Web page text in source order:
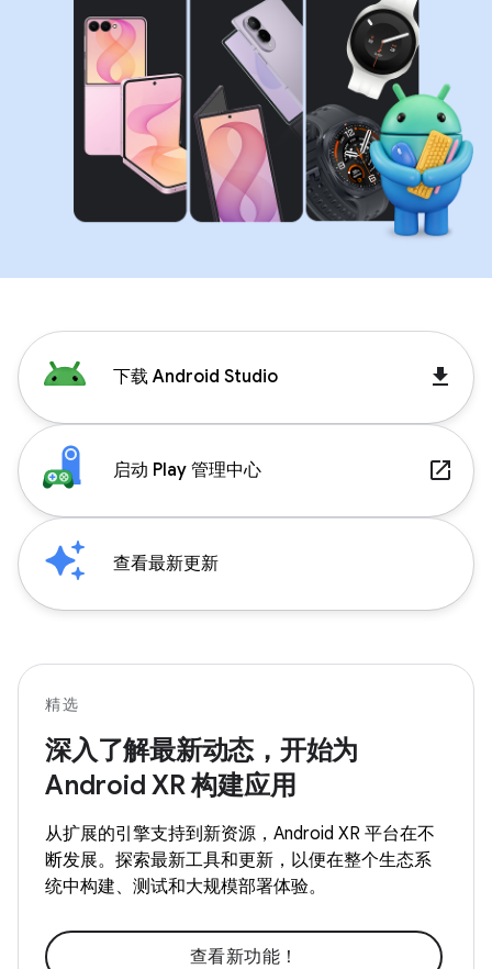
下载 Android Studio get_app
启动 Play 管理中心 launch
查看最新更新
精选
深入了解最新动态，开始为
Android XR 构建应用
从扩展的引擎支持到新资源，Android XR 平台在不
断发展。探索最新工具和更新，以便在整个生态系
统中构建、测试和大规模部署体验。
查看新功能！